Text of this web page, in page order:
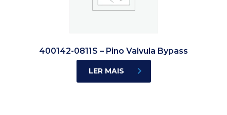
400142-0811S – Pino Valvula Bypass
LER MAIS